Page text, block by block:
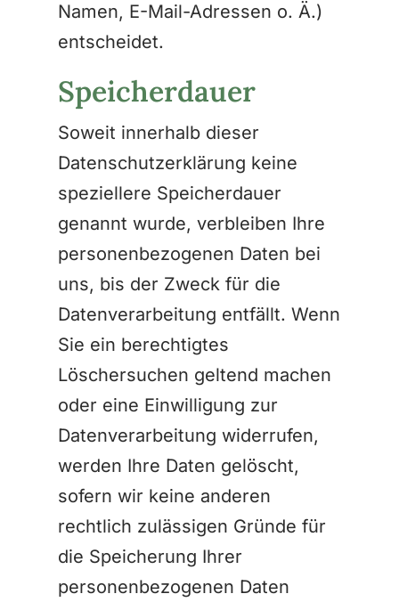
Namen, E-Mail-Adressen o. Ä.)
entscheidet.
Speicherdauer
Soweit innerhalb dieser
Datenschutzerklärung keine
speziellere Speicherdauer
genannt wurde, verbleiben Ihre
personenbezogenen Daten bei
uns, bis der Zweck für die
Datenverarbeitung entfällt. Wenn
Sie ein berechtigtes
Löschersuchen geltend machen
oder eine Einwilligung zur
Datenverarbeitung widerrufen,
werden Ihre Daten gelöscht,
sofern wir keine anderen
rechtlich zulässigen Gründe für
die Speicherung Ihrer
personenbezogenen Daten